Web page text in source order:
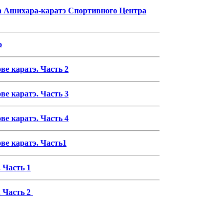
каратэ Спортивного Центра
каратэ. Часть 2
каратэ. Часть 3
каратэ. Часть 4
каратэ. Часть1
Часть 1
Часть 2